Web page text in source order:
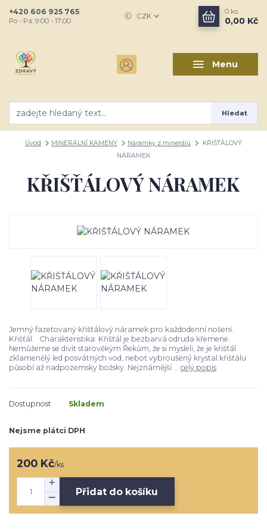
Menu
CZK
Hledat
+420 606 925 765
Po - Pá: 9:00 - 17:00
0 ks
0,00 Kč
Úvod MINERÁLNÍ KAMENY Náramky z minerálů
KŘIŠŤÁLOVÝ
NÁRAMEK
KŘIŠŤÁLOVÝ NÁRAMEK
Jemný fazetovaný křišťálový náramek pro každodenní nošení.
Křišťál: Charakteristika: Křišťál je bezbarvá odruda křemene.
Nemůžeme se divit starověkým Řekům, že si mysleli, že je křišťál
zklamenělý led posvátných vod, neboť vybroušený krystal křišťálu
působí až nadpozemsky božsky. Nejznámější ... celý popis
Dostupnost Skladem
Nejsme plátci DPH
200 Kč/ks
Přidat do košíku